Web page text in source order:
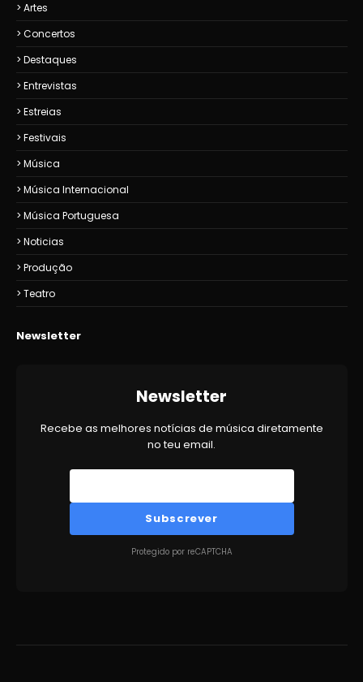
Artes
Concertos
Destaques
Entrevistas
Estreias
Festivais
Música
Música Internacional
Música Portuguesa
Noticias
Produção
Teatro
Newsletter
Newsletter
Recebe as melhores notícias de música diretamente
no teu email.
Subscrever
Protegido por reCAPTCHA